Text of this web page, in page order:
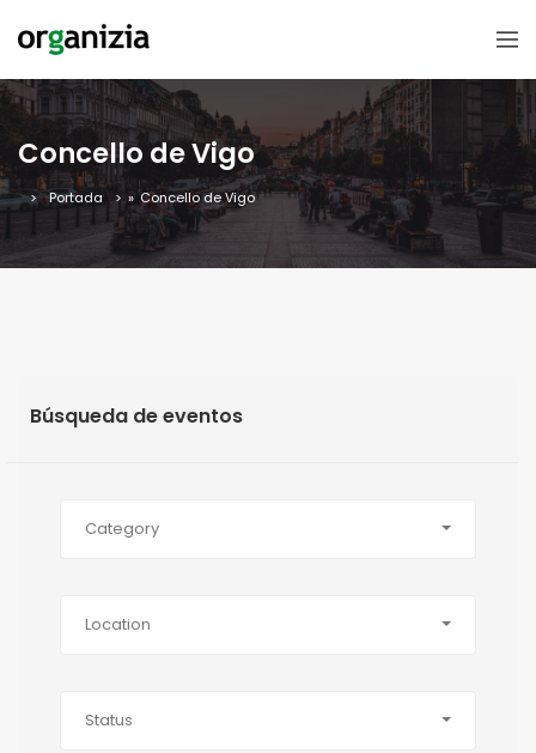
Concello de Vigo
Portada » Concello de Vigo
Búsqueda de eventos
Category
Location
Status